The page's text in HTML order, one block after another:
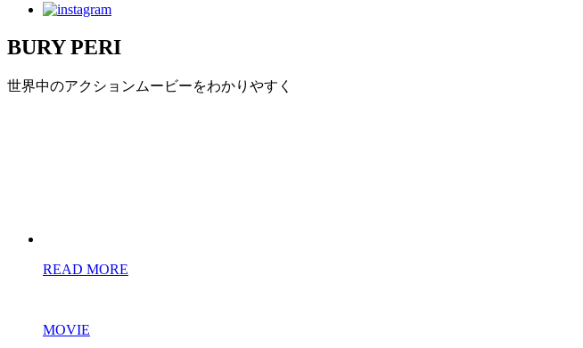
BURY PERI
世界中のアクションムービーをわかりやすく
READ MORE
MOVIE